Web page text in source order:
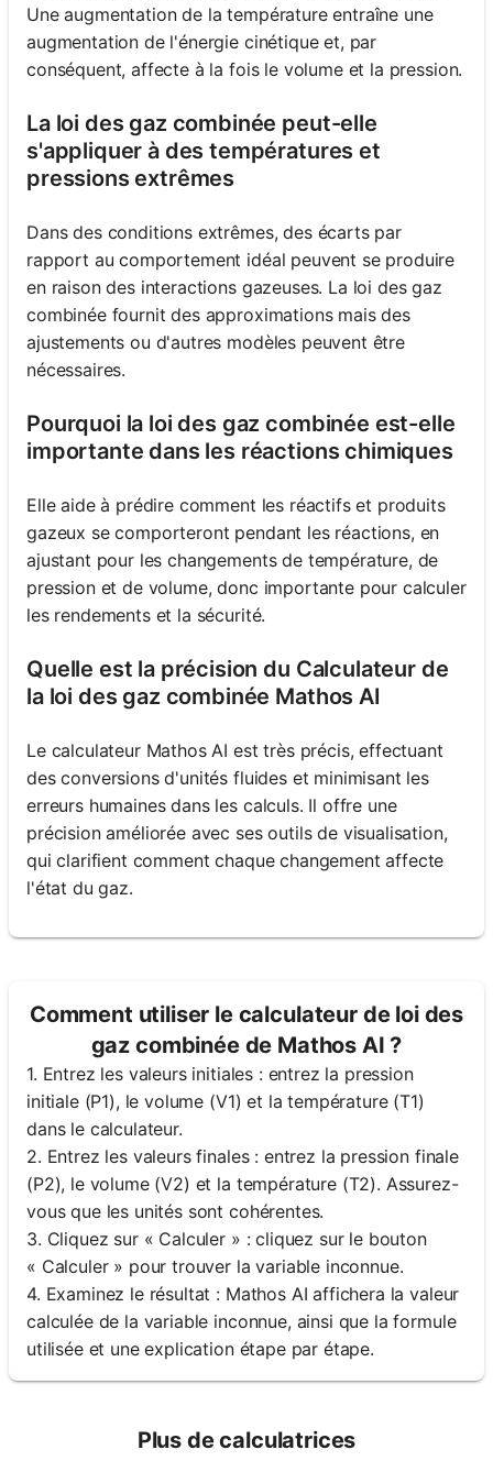
Une augmentation de la température entraîne une
augmentation de l'énergie cinétique et, par
conséquent, affecte à la fois le volume et la pression.
La loi des gaz combinée peut-elle
s'appliquer à des températures et
pressions extrêmes
Dans des conditions extrêmes, des écarts par
rapport au comportement idéal peuvent se produire
en raison des interactions gazeuses. La loi des gaz
combinée fournit des approximations mais des
ajustements ou d'autres modèles peuvent être
nécessaires.
Pourquoi la loi des gaz combinée est-elle
importante dans les réactions chimiques
Elle aide à prédire comment les réactifs et produits
gazeux se comporteront pendant les réactions, en
ajustant pour les changements de température, de
pression et de volume, donc importante pour calculer
les rendements et la sécurité.
Quelle est la précision du Calculateur de
la loi des gaz combinée Mathos AI
Le calculateur Mathos AI est très précis, effectuant
des conversions d'unités fluides et minimisant les
erreurs humaines dans les calculs. Il offre une
précision améliorée avec ses outils de visualisation,
qui clarifient comment chaque changement affecte
l'état du gaz.
Comment utiliser le calculateur de loi des
gaz combinée de Mathos AI ?
1. Entrez les valeurs initiales : entrez la pression
initiale (P1), le volume (V1) et la température (T1)
dans le calculateur.
2. Entrez les valeurs finales : entrez la pression finale
(P2), le volume (V2) et la température (T2). Assurez-
vous que les unités sont cohérentes.
3. Cliquez sur « Calculer » : cliquez sur le bouton
« Calculer » pour trouver la variable inconnue.
4. Examinez le résultat : Mathos AI affichera la valeur
calculée de la variable inconnue, ainsi que la formule
utilisée et une explication étape par étape.
Plus de calculatrices